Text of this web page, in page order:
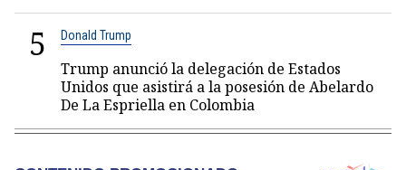
5 Donald Trump
Trump anunció la delegación de Estados
Unidos que asistirá a la posesión de Abelardo
De La Espriella en Colombia